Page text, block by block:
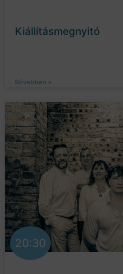
Kiállításmegnyitó
Bővebben »
20:30